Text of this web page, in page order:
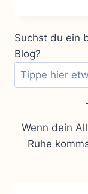
Suchst du ein
Blog?
Wenn dein
Ruhe